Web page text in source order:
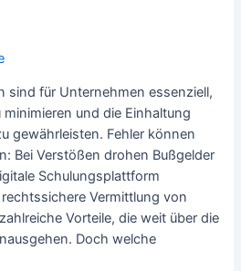
sind für Unternehmen essenziell,
und die Einhaltung
gewährleisten. Fehler können
Bei Verstößen drohen Bußgelder
Schulungsplattform
Vermittlung von
Vorteile, die weit über die
Doch welche